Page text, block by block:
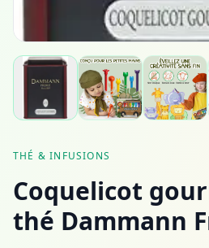
THÉ & INFUSIONS
Coquelicot
thé Dammann